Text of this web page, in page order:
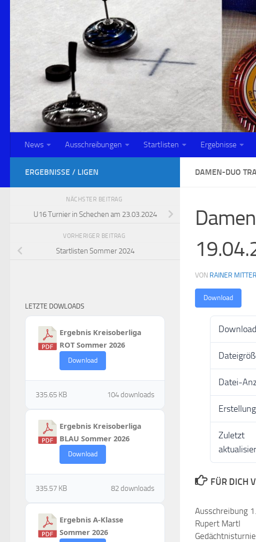
News Ausschreibungen Startlisten Ergebnisse
DAMEN-DUO
VON RAINER
Download
Download
Datei-
Zuletzt
FÜR DICH
Ausschreibung
Rupert Martl
ERGEBNISSE / LIGEN
NÄCHSTER BEITRAG
U16 Turnier in Schechen am 23.03.2024
VORHERIGER BEITRAG
Startlisten Sommer 2024
LETZTE DOWLOADS
Ergebnis Kreisoberliga
ROT Sommer 2026
Download
104 downloads
335.65 KB
Ergebnis Kreisoberliga
BLAU Sommer 2026
Download
82 downloads
335.57 KB
Ergebnis A-Klasse
Sommer 2026